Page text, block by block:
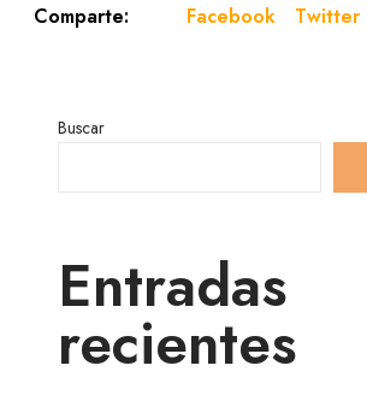
Comparte: Facebook Twitter
Buscar
Entradas
recientes